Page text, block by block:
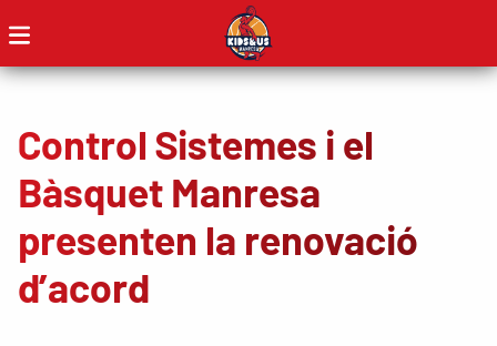
Control Sistemes i el
Bàsquet Manresa
presenten la renovació
d’acord